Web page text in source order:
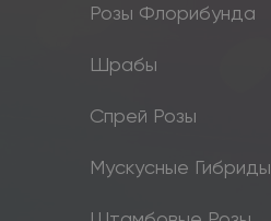
Розы Флорибунда
Шрабы
Спрей Розы
Мускусные Гибриды